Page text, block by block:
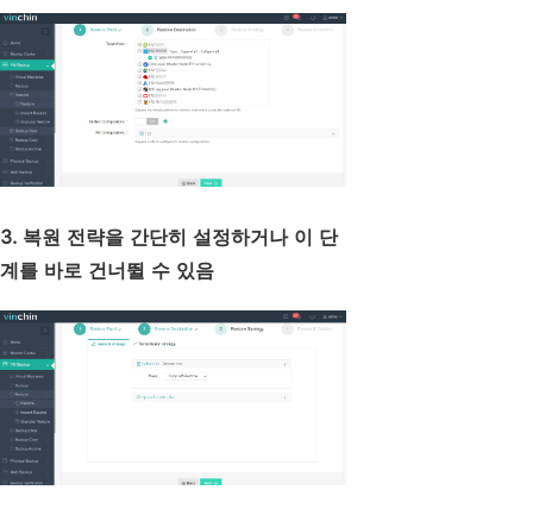
3. 복원 전략을 간단히 설정하거나 이 단
계를 바로 건너뛸 수 있음